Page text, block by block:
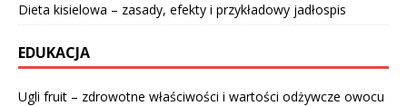
Dieta kisielowa – zasady, efekty i przykładowy jadłospis
EDUKACJA
Ugli fruit – zdrowotne właściwości i wartości odżywcze owocu